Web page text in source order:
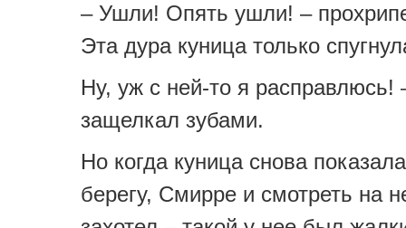
– Ушли! Опять ушли! –
Эта дура куница только
Ну, уж с ней-то я расправлюсь!
защелкал зубами.
Но когда куница снова
берегу, Смирре и смотреть на